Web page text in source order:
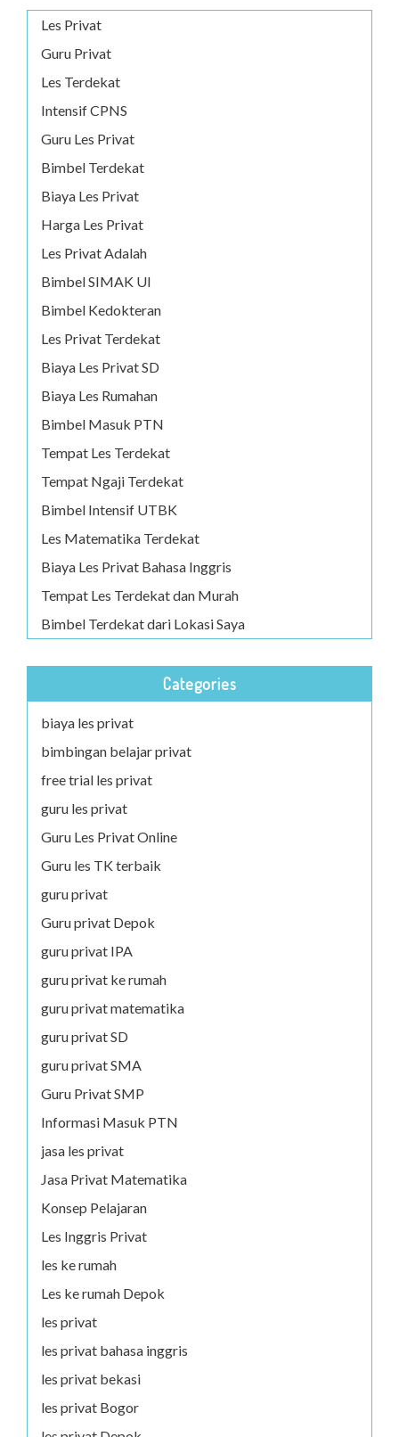
Les Privat
Guru Privat
Les Terdekat
Intensif CPNS
Guru Les Privat
Bimbel Terdekat
Biaya Les Privat
Harga Les Privat
Les Privat Adalah
Bimbel SIMAK UI
Bimbel Kedokteran
Les Privat Terdekat
Biaya Les Privat SD
Biaya Les Rumahan
Bimbel Masuk PTN
Tempat Les Terdekat
Tempat Ngaji Terdekat
Bimbel Intensif UTBK
Les Matematika Terdekat
Biaya Les Privat Bahasa Inggris
Tempat Les Terdekat dan Murah
Bimbel Terdekat dari Lokasi Saya
Categories
biaya les privat
bimbingan belajar privat
free trial les privat
guru les privat
Guru Les Privat Online
Guru les TK terbaik
guru privat
Guru privat Depok
guru privat IPA
guru privat ke rumah
guru privat matematika
guru privat SD
guru privat SMA
Guru Privat SMP
Informasi Masuk PTN
jasa les privat
Jasa Privat Matematika
Konsep Pelajaran
Les Inggris Privat
les ke rumah
Les ke rumah Depok
les privat
les privat bahasa inggris
les privat bekasi
les privat Bogor